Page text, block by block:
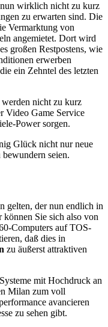
wirklich nicht zu kurz
zu erwarten sind. Die
Vermarktung von
angemietet. Dort wird
großen Restpostens, wie
erwerben
ein Zehntel des letzten
werden nicht zu kurz
Video Game Service
Power sorgen.
Glück nicht nur neue
seien.
gelten, der nun endlich in
Sie sich also von
Computers auf TOS-
daß dies in
zu äußerst attraktiven
mit Hochdruck an
Milan zum voll
avancieren
zu sehen gibt.